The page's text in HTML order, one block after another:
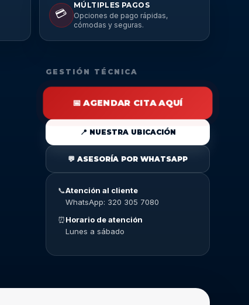
💳
MÚLTIPLES PAGOS
Opciones de pago rápidas,
cómodas y seguras.
GESTIÓN TÉCNICA
📅 AGENDAR CITA AQUÍ
📍 NUESTRA UBICACIÓN
💬 ASESORÍA POR WHATSAPP
📞Atención al cliente
WhatsApp: 320 305 7080
⏰Horario de atención
Lunes a sábado